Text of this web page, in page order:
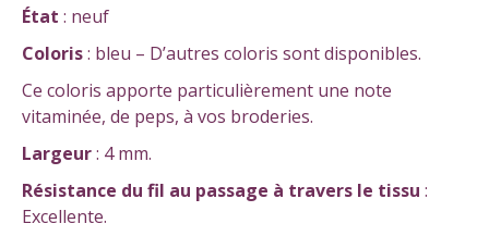
État : neuf
Coloris: bleu – D’autres coloris sont disponibles.
Ce coloris apporte particulièrement une note
vitaminée, de peps, à vos broderies.
Largeur: 4 mm.
Résistance du fil au passage à travers le tissu :
Excellente.